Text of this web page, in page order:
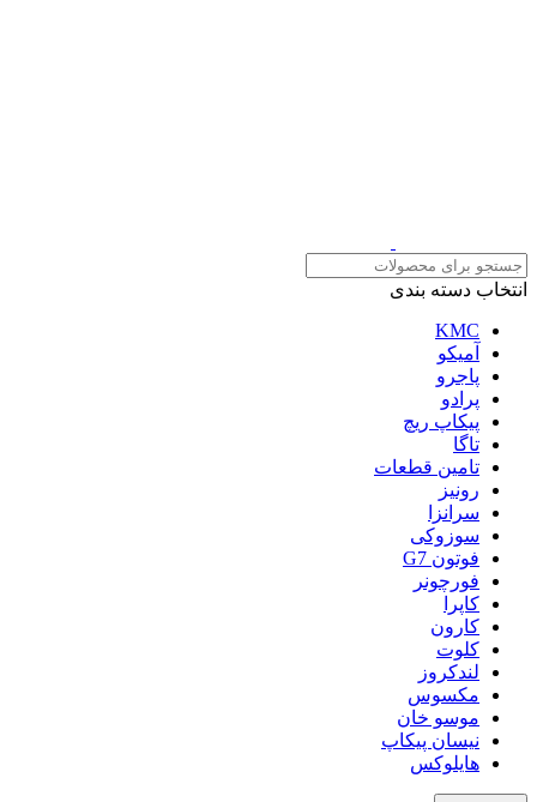
انتخاب دسته بندی
KMC
آمیکو
پاجرو
پرادو
پیکاپ ریچ
تاگا
تامین قطعات
رونیز
سرانزا
سوزوکی
فوتون G7
فورچونر
کاپرا
کارون
کلوت
لندکروز
مکسوس
موسو خان
نیسان پیکاپ
هایلوکس